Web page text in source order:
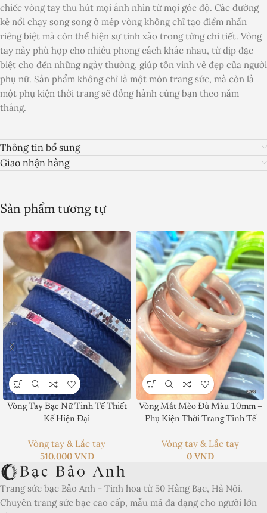
chiếc vòng tay thu hút mọi ánh nhìn từ mọi góc độ. Các đường
kẻ nổi chạy song song ở mép vòng không chỉ tạo điểm nhấn
riêng biệt mà còn thể hiện sự tinh xảo trong từng chi tiết. Vòng
tay này phù hợp cho nhiều phong cách khác nhau, từ dịp đặc
biệt cho đến những ngày thường, giúp tôn vinh vẻ đẹp của người
phụ nữ. Sản phẩm không chỉ là một món trang sức, mà còn là
một phụ kiện thời trang sẽ đồng hành cùng bạn theo năm
tháng.
Product SKU:
Product Brand:
Price Valid Until:
Product In-Stock:
Thông tin bổ sung
Giao nhận hàng
Sản phẩm tương tự
Vòng Tay Bạc Nữ Tinh Tế Thiết
Kế Hiện Đại
Vòng tay & Lắc tay
510.000 VND
Vòng Mắt Mèo Đủ Màu 10mm –
Phụ Kiện Thời Trang Tinh Tế
Vòng tay & Lắc tay
0 VND
Trang sức bạc Bảo Anh - Tinh hoa từ 50 Hàng Bạc, Hà Nội.
Chuyên trang sức bạc cao cấp, mẫu mã đa dạng cho người lớn